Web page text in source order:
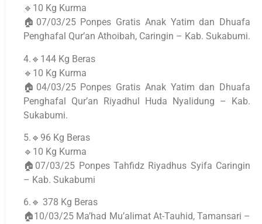
🔹10 Kg Kurma
🏠07/03/25 Ponpes Gratis Anak Yatim dan Dhuafa
Penghafal Qur’an Athoibah, Caringin – Kab. Sukabumi.
4.🔹144 Kg Beras
🔹10 Kg Kurma
🏠04/03/25 Ponpes Gratis Anak Yatim dan Dhuafa
Penghafal Qur’an Riyadhul Huda Nyalidung – Kab.
Sukabumi.
5.🔹96 Kg Beras
🔹10 Kg Kurma
🏠07/03/25 Ponpes Tahfidz Riyadhus Syifa Caringin
– Kab. Sukabumi
6.🔹 378 Kg Beras
🏠10/03/25 Ma’had Mu’alimat At-Tauhid, Tamansari –